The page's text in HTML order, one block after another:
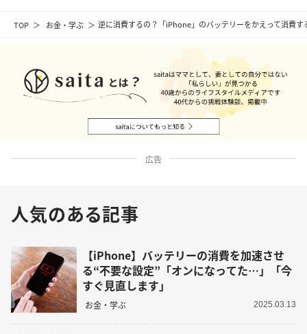
TOP お金・学ぶ 逆に消費するの？「iPhone」のバッテリーをかえって消費
広告
人気のある記事
【iPhone】バッテリーの消費を加速させ
る“不要な設定”「オンになってた…」「今
すぐ見直します」
お金・学ぶ 2025.03.13